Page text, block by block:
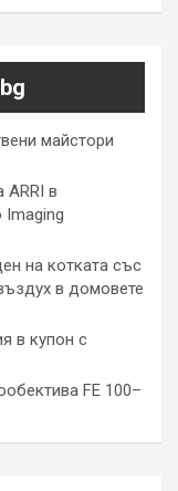
майстори
ARRI в
Imaging
на котката със
в домовете
в купон с
FE 100–